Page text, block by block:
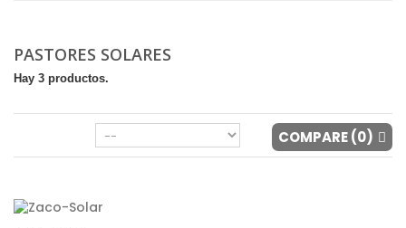
PASTORES SOLARES
Hay 3 productos.
COMPARE (0)